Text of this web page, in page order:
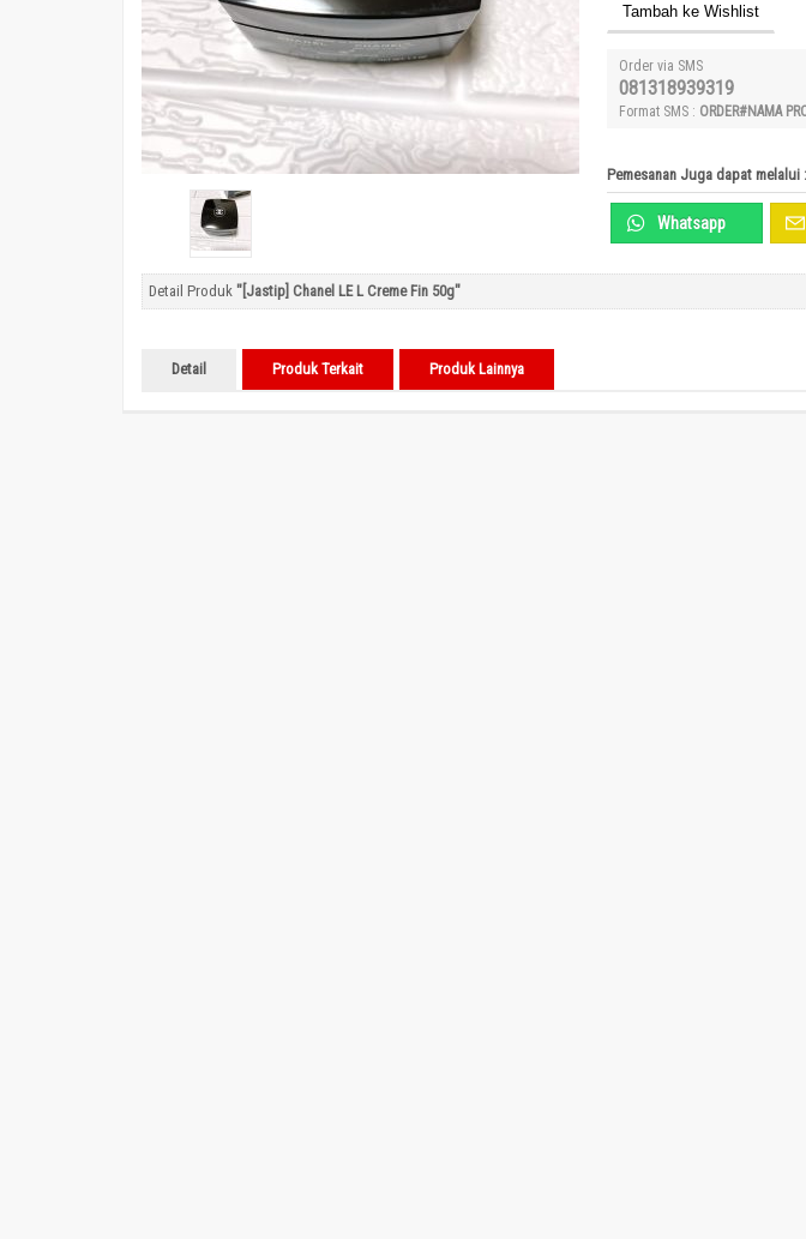
Tambah ke Wishlist
Order via SMS
081318939319
Format SMS : ORDER#NAMA
Pemesanan Juga dapat melalui :
Whatsapp
Detail Produk "[Jastip] Chanel LE L Creme Fin 50g"
Detail Produk Terkait Produk Lainnya